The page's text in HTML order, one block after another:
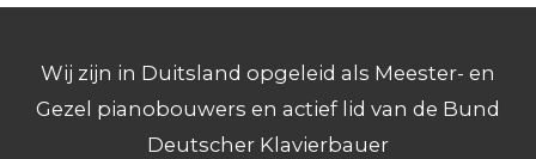
Wij zijn in Duitsland opgeleid als Meester- en
Gezel pianobouwers en actief lid van de Bund
Deutscher Klavierbauer